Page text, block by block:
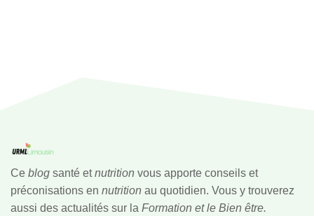
Ce blog santé etnutrition vous apporte conseils et
préconisations en nutrition au quotidien. Vous y trouverez
aussi des actualités sur la Formation et le Bien être.